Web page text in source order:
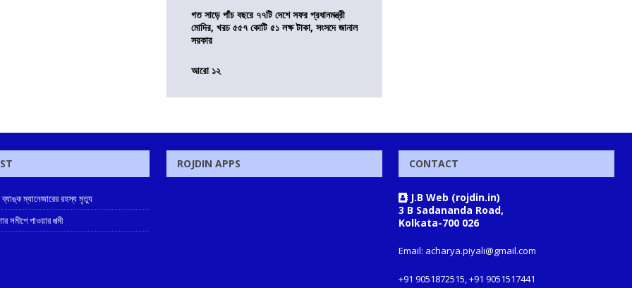
গত সাড়ে পাঁচ বছরে ৭৭টি দেশে সফর প্রধানমন্ত্রী
মোদির, খরচ ৫৫৭ কোটি ৫১ লক্ষ টাকা, সংসদে জানাল
সরকার
আরো ১২
ব্যাঙ্ক ম্যানেজারের রহস্য মৃত্যু
সমীপে পাওয়ার পত্মী
ROJDIN APPS CONTACT
J.B Web (rojdin.in)
3 B Sadananda Road,
Kolkata-700 026
Email: acharya.piyali@gmail.com
+91 9051872515, +91 9051517441